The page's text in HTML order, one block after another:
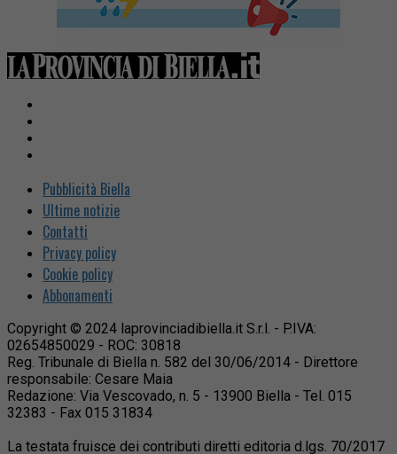
Pubblicità Biella
Ultime notizie
Contatti
Privacy policy
Cookie policy
Abbonamenti
Copyright © 2024 laprovinciadibiella.it S.r.l. - P.IVA:
02654850029 - ROC: 30818
Reg. Tribunale di Biella n. 582 del 30/06/2014 - Direttore
responsabile: Cesare Maia
Redazione: Via Vescovado, n. 5 - 13900 Biella - Tel. 015
32383 - Fax 015 31834
La testata fruisce dei contributi diretti editoria d.lgs. 70/2017